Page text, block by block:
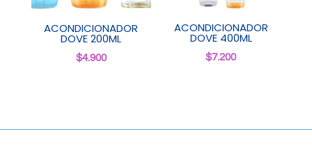
ACONDICIONADOR
DOVE 200ML
$4.900
ACONDICIONADOR
DOVE 400ML
$7.200